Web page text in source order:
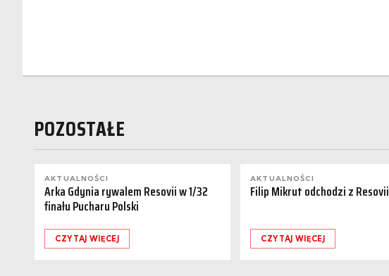
POZOSTAŁE
AKTUALNOŚCI
Arka Gdynia rywalem Resovii w 1/32
finału Pucharu Polski
CZYTAJ WIĘCEJ
AKTUALNOŚCI
Filip Mikrut odchodzi z Resovii
CZYTAJ WIĘCEJ